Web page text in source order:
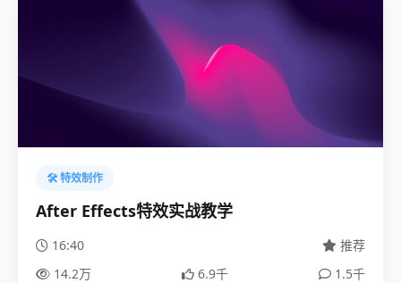
🛠️ 特效制作
After Effects特效实战教学
16:40
推荐
14.2万
6.9千 1.5千